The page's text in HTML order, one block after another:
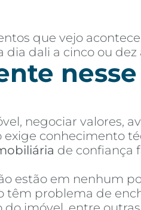
que vejo
dali a cinco ou dez
nesse
negociar valores,
conhecimento
de confiança
estão em nenhum
têm problema de